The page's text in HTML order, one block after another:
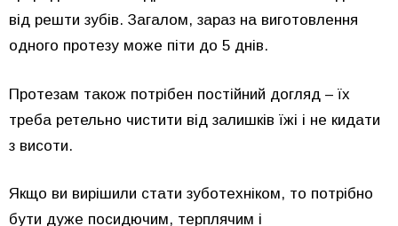
від решти зубів. Загалом, зараз на виготовлення
одного протезу може піти до 5 днів.
Протезам також потрібен постійний догляд – їх
треба ретельно чистити від залишків їжі і не кидати
з висоти.
Якщо ви вирішили стати зуботехніком, то потрібно
бути дуже посидючим, терплячим і